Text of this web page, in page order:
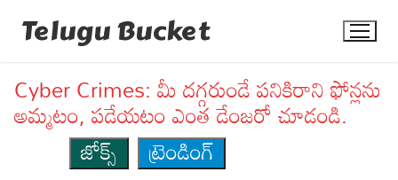
Telugu Bucket
Cyber Crimes: మీ దగ్గరుండే పనికిరాని ఫోన్లను
అమ్మటం, పడేయటం ఎంత డేంజరో చూడండి.
జోక్స్
ట్రెండింగ్